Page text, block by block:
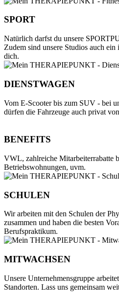
SPORT
Natürlich darfst du unsere
Zudem sind unsere Studios auch
dich.
DIENSTWAGEN
Vom E-Scooter bis zum SUV - bei
dürfen die Fahrzeuge auch privat
BENEFITS
VWL, zahlreiche Mitarbeiterrabatte
Betriebswohnungen, uvm.
SCHULEN
Wir arbeiten mit den Schulen der
zusammen und haben die besten
Berufspraktikum.
MITWACHSEN
Unsere Unternehmensgruppe
Standorten. Lass uns gemeinsam